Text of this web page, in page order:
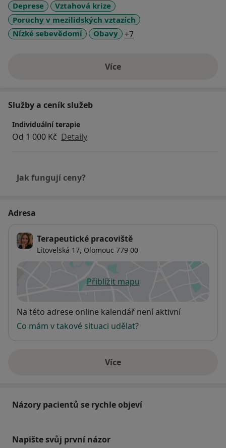
Deprese
Vztahová krize
Poruchy v mezilidských vztazích
Nízké sebevědomí
Obavy +7a11y_sr_more_diseases
Víceo zkušenostech
Služby a ceník služeb
Individuální terapie
Od 1 000 Kč Detaily
Jak fungují ceny?
Adresa
Terapeutické pracoviště
Litovelská 17, Olomouc 779 00
Přiblížit mapuse otevře v nové záložce
Dostupnost
Na této adrese online kalendář není aktivní
Co mám v takové situaci udělat?
Víceo adrese
Názory pacientů se rychle objeví
Napište svůj první názor